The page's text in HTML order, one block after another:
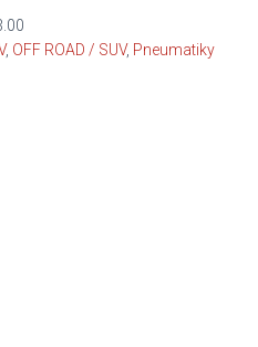
, OFF ROAD / SUV, Pneumatiky